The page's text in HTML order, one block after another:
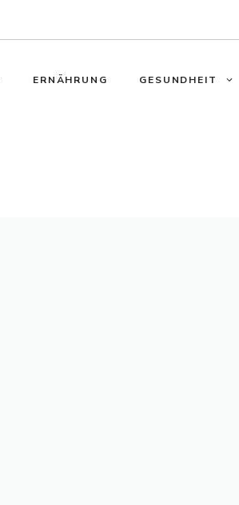
ERNÄHRUNG GESUNDHEIT